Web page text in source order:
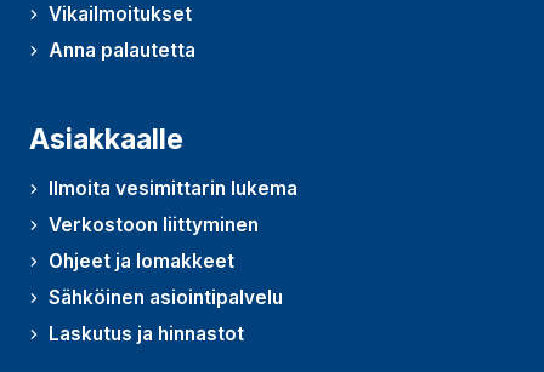
Vikailmoitukset
Anna palautetta
(Avautuu uudessa ikkunassa)
Asiakkaalle
Ilmoita vesimittarin lukema
Verkostoon liittyminen
Ohjeet ja lomakkeet
Sähköinen asiointipalvelu
Laskutus ja hinnastot